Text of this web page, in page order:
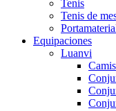
Tenis
Tenis de
Equipaciones
Luanvi